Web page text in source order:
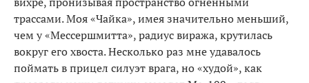
трассами. Моя «Чайка», имея значительно меньший,
чем у «Мессершмитта», радиус виража, крутилась
вокруг его хвоста. Несколько раз мне удавалось
поймать в прицел силуэт врага, но «худой», как